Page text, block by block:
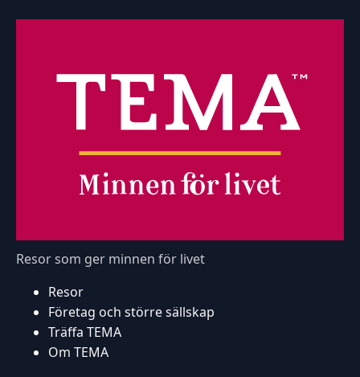
Resor som ger minnen för livet
Resor
Företag och större sällskap
Träffa TEMA
Om TEMA